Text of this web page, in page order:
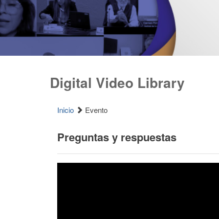
Digital Video Library
Inicio Evento
Preguntas y respuestas